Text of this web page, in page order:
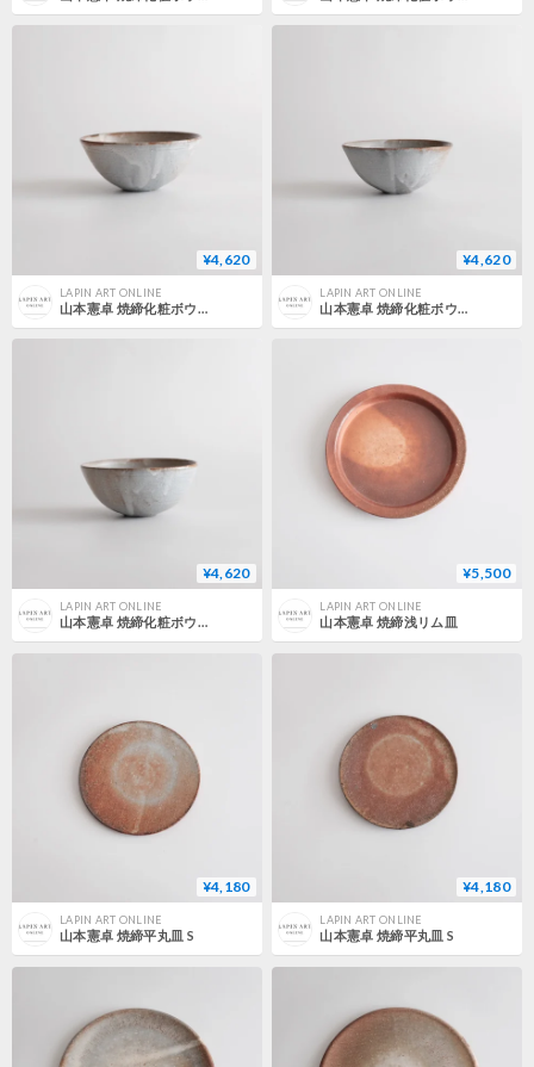
¥4,620
LAPIN ART ONLINE
山本憲卓 焼締化粧ボウル 3
¥4,620
LAPIN ART ONLINE
山本憲卓 焼締化粧ボウル 2
¥4,620
LAPIN ART ONLINE
山本憲卓 焼締化粧ボウル 1
¥5,500
LAPIN ART ONLINE
山本憲卓 焼締浅リム皿
¥4,180
LAPIN ART ONLINE
山本憲卓 焼締平丸皿 S
¥4,180
LAPIN ART ONLINE
山本憲卓 焼締平丸皿 S